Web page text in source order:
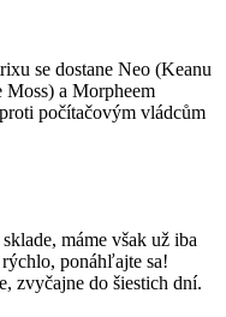
se dostane Neo (Keanu
Moss) a Morpheem
počítačovým vládcům
máme však už iba
ponáhľajte sa!
zvyčajne do šiestich dní.